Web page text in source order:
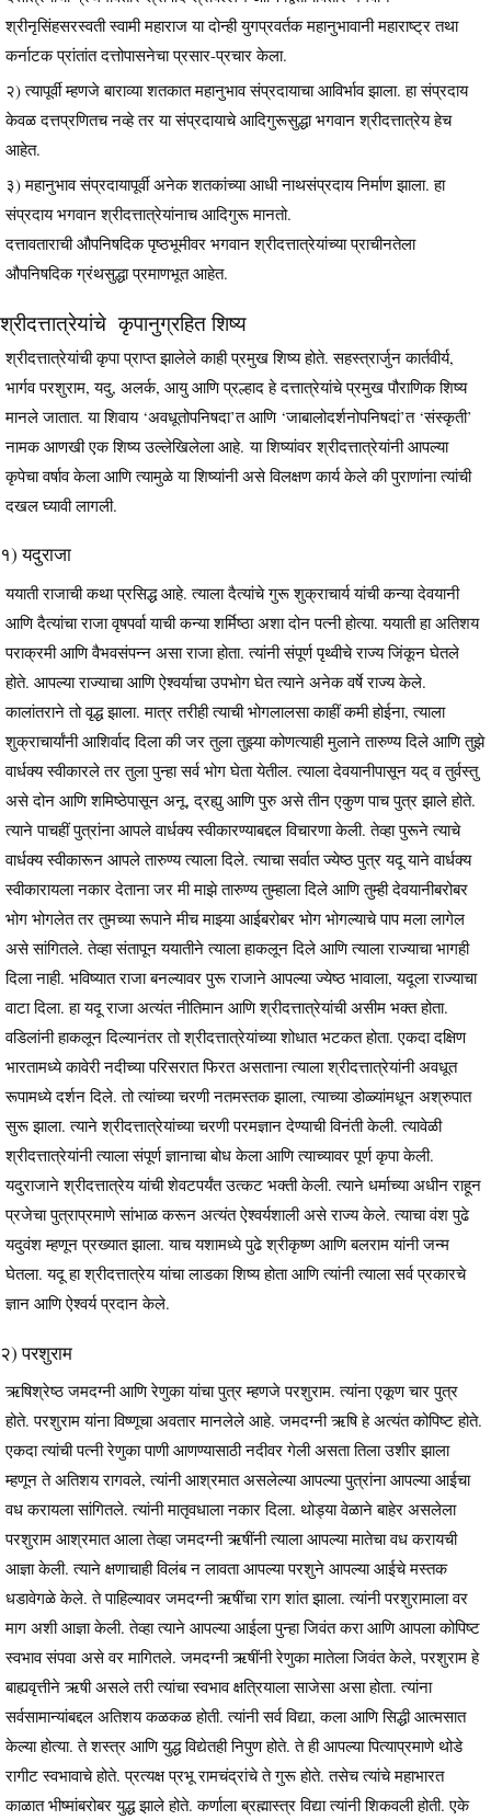
श्रीनृसिंहसरस्वती स्वामी महाराज या दोन्ही युगप्रवर्तक महानुभावानी महाराष्ट्र तथा
कर्नाटक प्रांतांत दत्तोपासनेचा प्रसार-प्रचार केला.
२) त्यापूर्वी म्हणजे बाराव्या शतकात महानुभाव संप्रदायाचा आविर्भाव झाला. हा संप्रदाय
केवळ दत्तप्रणितच नव्हे तर या संप्रदायाचे आदिगुरूसुद्धा भगवान श्रीदत्तात्रेय हेच
आहेत.
३) महानुभाव संप्रदायापूर्वी अनेक शतकांच्या आधी नाथसंप्रदाय निर्माण झाला. हा
संप्रदाय भगवान श्रीदत्तात्रेयांनाच आदिगुरू मानतो.
दत्तावताराची औपनिषदिक पृष्ठभूमीवर भगवान श्रीदत्तात्रेयांच्या प्राचीनतेला
औपनिषदिक ग्रंथसुद्धा प्रमाणभूत आहेत.
श्रीदत्तात्रेयांचे कृपानुग्रहित शिष्य
श्रीदत्तात्रेयांची कृपा प्राप्त झालेले काही प्रमुख शिष्य होते. सहस्त्रार्जुन कार्तवीर्य,
भार्गव परशुराम, यदु, अलर्क, आयु आणि प्रल्हाद हे दत्तात्रेयांचे प्रमुख पौराणिक शिष्य
मानले जातात. या शिवाय ‘अवधूतोपनिषदा’त आणि ‘जाबालोदर्शनोपनिषदां’त ‘संस्कृती’
नामक आणखी एक शिष्य उल्लेखिलेला आहे. या शिष्यांवर श्रीदत्तात्रेयांनी आपल्या
कृपेचा वर्षाव केला आणि त्यामुळे या शिष्यांनी असे विलक्षण कार्य केले की पुराणांना त्यांची
दखल घ्यावी लागली.
१) यदुराजा
ययाती राजाची कथा प्रसिद्ध आहे. त्याला दैत्यांचे गुरू शुक्राचार्य यांची कन्या देवयानी
आणि दैत्यांचा राजा वृषपर्वा याची कन्या शर्मिष्ठा अशा दोन पत्नी होत्या. ययाती हा अतिशय
पराक्रमी आणि वैभवसंपन्न असा राजा होता. त्यांनी संपूर्ण पृथ्वीचे राज्य जिंकून घेतले
होते. आपल्या राज्याचा आणि ऐश्वर्याचा उपभोग घेत त्याने अनेक वर्षे राज्य केले.
कालांतराने तो वृद्ध झाला. मात्र तरीही त्याची भोगलालसा काहीं कमी होईना, त्याला
शुक्राचार्यांनी आशिर्वाद दिला की जर तुला तुझ्या कोणत्याही मुलाने तारुण्य दिले आणि तुझे
वार्धक्य स्वीकारले तर तुला पुन्हा सर्व भोग घेता येतील. त्याला देवयानीपासून यद् व तुर्वस्तु
असे दोन आणि शमिष्ठेपासून अनू, द्रह्यु आणि पुरु असे तीन एकुण पाच पुत्र झाले होते.
त्याने पाचहीं पुत्रांना आपले वार्धक्य स्वीकारण्याबद्दल विचारणा केली. तेव्हा पुरूने त्याचे
वार्धक्य स्वीकारून आपले तारुण्य त्याला दिले. त्याचा सर्वात ज्येष्ठ पुत्र यदू याने वार्धक्य
स्वीकारायला नकार देताना जर मी माझे तारुण्य तुम्हाला दिले आणि तुम्ही देवयानीबरोबर
भोग भोगलेत तर तुमच्या रूपाने मीच माझ्या आईबरोबर भोग भोगल्याचे पाप मला लागेल
असे सांगितले. तेव्हा संतापून ययातीने त्याला हाकलून दिले आणि त्याला राज्याचा भागही
दिला नाही. भविष्यात राजा बनल्यावर पुरू राजाने आपल्या ज्येष्ठ भावाला, यदूला राज्याचा
वाटा दिला. हा यदू राजा अत्यंत नीतिमान आणि श्रीदत्तात्रेयांची असीम भक्त होता.
वडिलांनी हाकलून दिल्यानंतर तो श्रीदत्तात्रेयांच्या शोधात भटकत होता. एकदा दक्षिण
भारतामध्ये कावेरी नदीच्या परिसरात फिरत असताना त्याला श्रीदत्तात्रेयांनी अवधूत
रूपामध्ये दर्शन दिले. तो त्यांच्या चरणी नतमस्तक झाला, त्याच्या डोळ्यांमधून अश्रुपात
सुरू झाला. त्याने श्रीदत्तात्रेयांच्या चरणी परमज्ञान देण्याची विनंती केली. त्यावेळी
श्रीदत्तात्रेयांनी त्याला संपूर्ण ज्ञानाचा बोध केला आणि त्याच्यावर पूर्ण कृपा केली.
यदुराजाने श्रीदत्तात्रेय यांची शेवटपर्यंत उत्कट भक्ती केली. त्याने धर्माच्या अधीन राहून
प्रजेचा पुत्राप्रमाणे सांभाळ करून अत्यंत ऐश्वर्यशाली असे राज्य केले. त्याचा वंश पुढे
यदुवंश म्हणून प्रख्यात झाला. याच यशामध्ये पुढे श्रीकृष्ण आणि बलराम यांनी जन्म
घेतला. यदू हा श्रीदत्तात्रेय यांचा लाडका शिष्य होता आणि त्यांनी त्याला सर्व प्रकारचे
ज्ञान आणि ऐश्वर्य प्रदान केले.
२) परशुराम
ऋषिश्रेष्ठ जमदग्नी आणि रेणुका यांचा पुत्र म्हणजे परशुराम. त्यांना एकूण चार पुत्र
होते. परशुराम यांना विष्णूचा अवतार मानलेले आहे. जमदग्नी ऋषि हे अत्यंत कोपिष्ट होते.
एकदा त्यांची पत्नी रेणुका पाणी आणण्यासाठी नदीवर गेली असता तिला उशीर झाला
म्हणून ते अतिशय रागवले, त्यांनी आश्रमात असलेल्या आपल्या पुत्रांना आपल्या आईचा
वध करायला सांगितले. त्यांनी मातृवधाला नकार दिला. थोड्या वेळाने बाहेर असलेला
परशुराम आश्रमात आला तेव्हा जमदग्नी ऋषींनी त्याला आपल्या मातेचा वध करायची
आज्ञा केली. त्याने क्षणाचाही विलंब न लावता आपल्या परशुने आपल्या आईचे मस्तक
धडावेगळे केले. ते पाहिल्यावर जमदग्नी ऋषींचा राग शांत झाला. त्यांनी परशुरामाला वर
माग अशी आज्ञा केली. तेव्हा त्याने आपल्या आईला पुन्हा जिवंत करा आणि आपला कोपिष्ट
स्वभाव संपवा असे वर मागितले. जमदग्नी ऋषींनी रेणुका मातेला जिवंत केले, परशुराम हे
बाह्यवृत्तीने ऋषी असले तरी त्यांचा स्वभाव क्षत्रियाला साजेसा असा होता. त्यांना
सर्वसामान्यांबद्दल अतिशय कळकळ होती. त्यांनी सर्व विद्या, कला आणि सिद्धी आत्मसात
केल्या होत्या. ते शस्त्र आणि युद्ध विद्येतही निपुण होते. ते ही आपल्या पित्याप्रमाणे थोडे
रागीट स्वभावाचे होते. प्रत्यक्ष प्रभू रामचंद्रांचे ते गुरू होते. तसेच त्यांचे महाभारत
काळात भीष्मांबरोबर युद्ध झाले होते. कर्णाला ब्रह्मास्त्र विद्या त्यांनी शिकवली होती. एके